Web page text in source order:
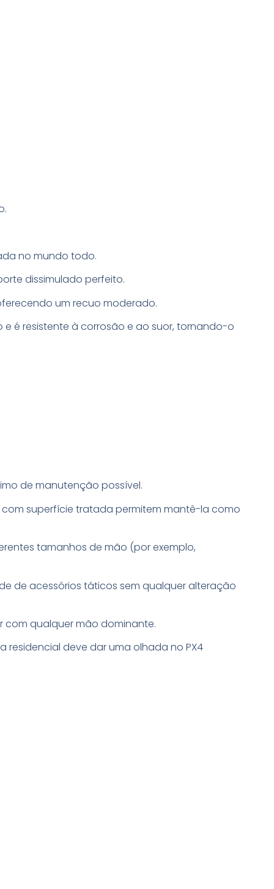
no mundo todo.
dissimulado perfeito.
um recuo moderado.
é resistente à corrosão e ao suor, tornando-o
de manutenção possível.
superfície tratada permitem mantê-la como
tamanhos de mão (por exemplo,
de acessórios táticos sem qualquer alteração
com qualquer mão dominante.
deve dar uma olhada no PX4